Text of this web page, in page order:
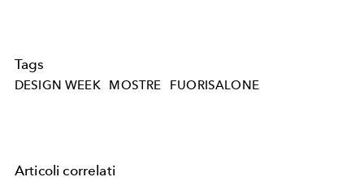
Tags
DESIGN WEEK MOSTRE FUORISALONE
Articoli correlati